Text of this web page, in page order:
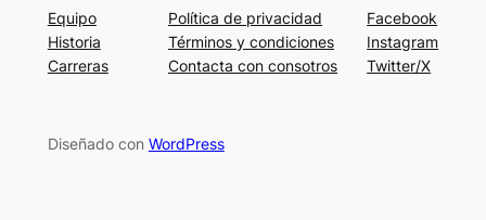
Equipo
Historia
Carreras
Política de privacidad
Términos y condiciones
Contacta con consotros
Facebook
Instagram
Twitter/X
Diseñado con WordPress